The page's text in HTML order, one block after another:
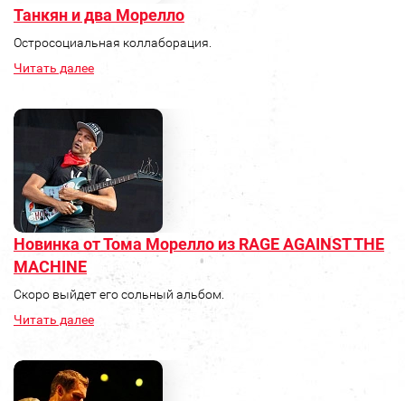
Танкян и два Морелло
Остросоциальная коллаборация.
Читать далее
Новинка от Тома Морелло из RAGE AGAINST THE
MACHINE
Скоро выйдет его сольный альбом.
Читать далее